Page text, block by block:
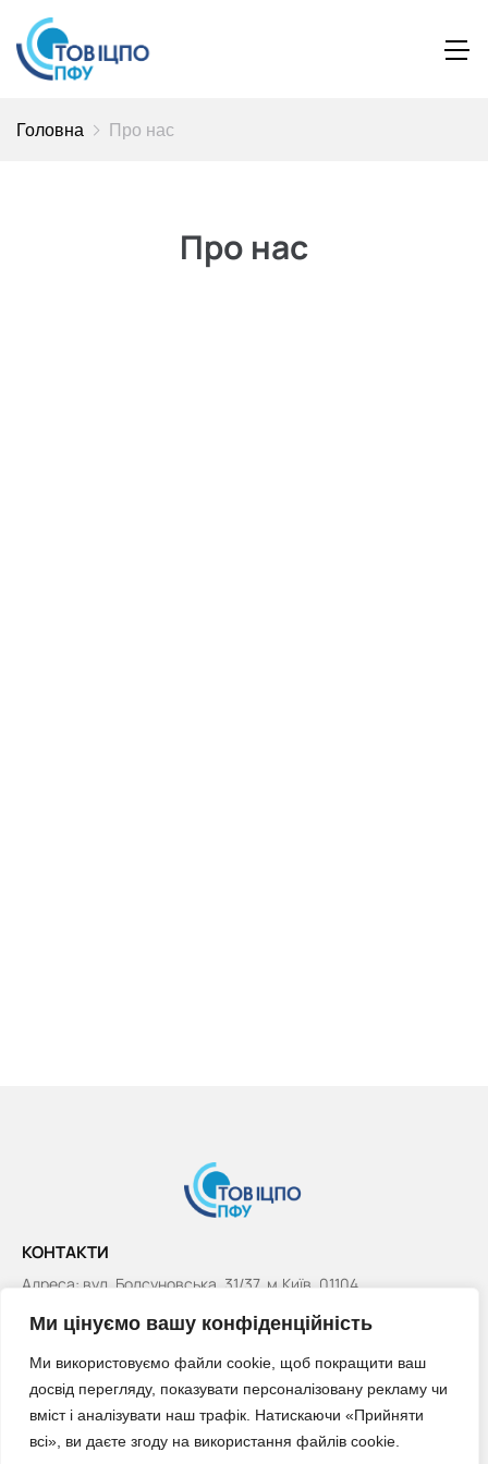
Ми цінуємо вашу конфіденційність
Ми використовуємо файли cookie, щоб покращити ваш
досвід перегляду, показувати персоналізовану рекламу чи
вміст і аналізувати наш трафік. Натискаючи «Прийняти
всі», ви даєте згоду на використання файлів cookie.
Головна Про нас
Про нас
КОНТАКТИ
Адреса: вул. Болсуновська, 31/37, м.Київ, 01104
dp@icpopfu.com.ua
КОНТАКТ-ЦЕНТР
Понеділок – п’ятниця: з 8-00 до 20-00
Субота: з 8-00 до 14-00